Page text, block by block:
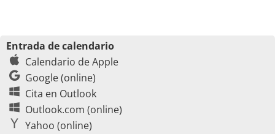
Entrada de calendario
Calendario de Apple
Google (online)
Cita en Outlook
Outlook.com (online)
Yahoo (online)